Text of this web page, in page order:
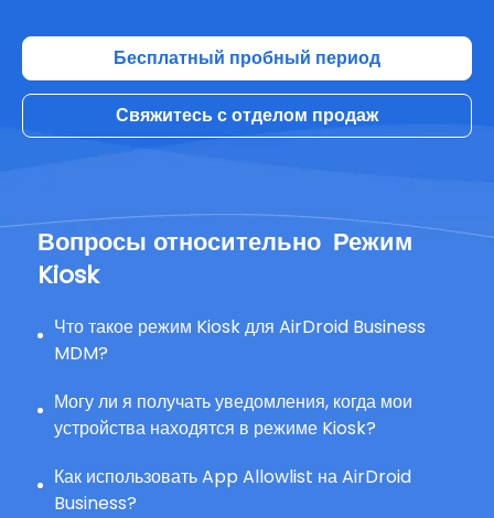
Бесплатный пробный период
Свяжитесь с отделом продаж
Вопросы относительно Режим
Kiosk
Что такое режим Kiosk для AirDroid Business
MDM?
Могу ли я получать уведомления, когда мои
устройства находятся в режиме Kiosk?
Как использовать App Allowlist на AirDroid
Business?